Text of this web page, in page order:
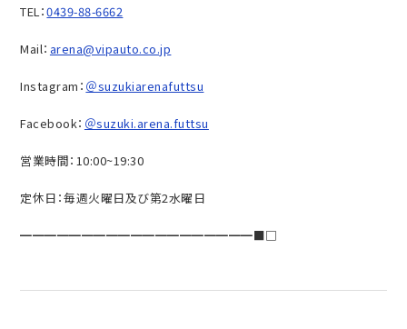
TEL：0439-88-6662
Mail： arena@vipauto.co.jp
Instagram： ＠suzukiarenafuttsu
Facebook： ＠suzuki.arena.futtsu
営業時間：10:00~19:30
定休日：毎週火曜日及び第2水曜日
━━━━━━━━━━━━━━━━━━━■□